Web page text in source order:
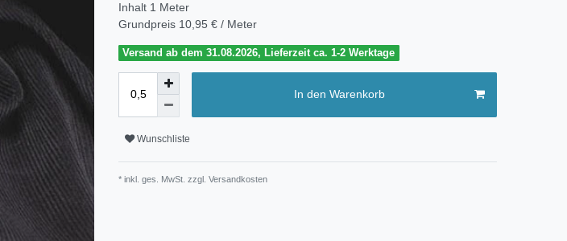
Inhalt 1 Meter
Grundpreis 10,95 € / Meter
Versand ab dem 31.08.2026, Lieferzeit ca. 1-2 Werktage
In den Warenkorb
Wunschliste
* inkl. ges. MwSt. zzgl. Versandkosten